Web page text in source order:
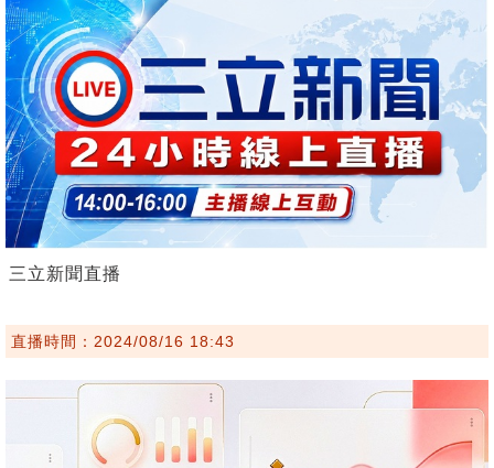
三立新聞直播
直播時間：2024/08/16 18:43